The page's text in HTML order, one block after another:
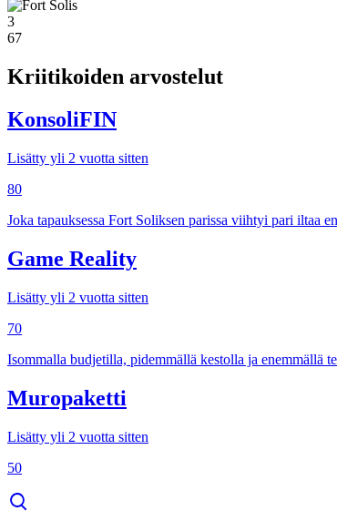
3
67
Kriitikoiden arvostelut
KonsoliFIN
Lisätty yli 2 vuotta sitten
80
Joka tapauksessa Fort Soliksen parissa viihtyi pari iltaa
Game Reality
Lisätty yli 2 vuotta sitten
70
Isommalla budjetilla, pidemmällä kestolla ja enemmällä
Muropaketti
Lisätty yli 2 vuotta sitten
50